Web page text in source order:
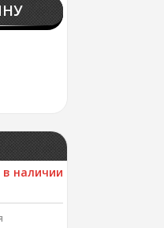
в наличии